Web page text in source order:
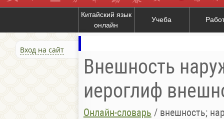
Китайский язык
онлайн
Учеба
Вход на сайт
Внешность
иероглиф
Онлайн-словарь / внешность;